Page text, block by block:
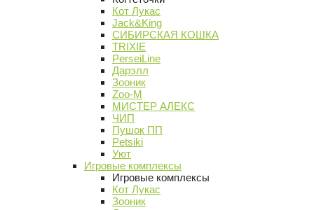
Кот Лукас
Jack&King
СИБИРСКАЯ КОШКА
TRIXIE
PerseiLine
Дарэлл
Зооник
Zoo-M
МИСТЕР АЛЕКС
ЧИП
Пушок ПП
Petsiki
Уют
Игровые комплексы
Игровые комплексы
Кот Лукас
Зооник